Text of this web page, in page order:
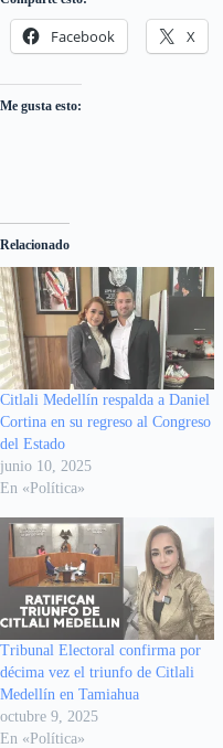
Facebook X
Me gusta esto:
Relacionado
Citlali Medellín respalda a Daniel
Cortina en su regreso al Congreso
del Estado
junio 10, 2025
En «Política»
Tribunal Electoral confirma por
décima vez el triunfo de Citlali
Medellín en Tamiahua
octubre 9, 2025
En «Política»